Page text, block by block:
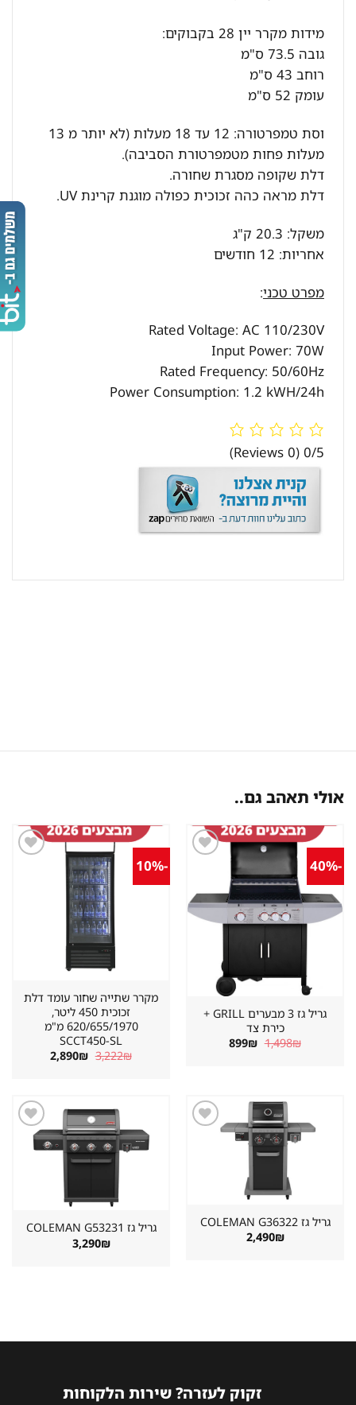
מידות מקרר יין 28 בקבוקים:
גובה 73.5 ס"מ
רוחב 43 ס"מ
עומק 52 ס"מ
וסת טמפרטורה: 12 עד 18 מעלות (לא יותר מ 13
מעלות פחות מטמפרטורת הסביבה).
דלת שקופה מסגרת שחורה.
דלת מראה כהה זכוכית כפולה מוגנת קרינת UV.
משקל: 20.3 ק"ג
אחריות: 12 חודשים
מפרט טכני:
Rated Voltage: AC 110/230V
Input Power: 70W
Rated Frequency: 50/60Hz
Power Consumption: 1.2 kWH/24h
0/5
(0 Reviews)
אולי תאהב גם..
במועדפים
גריל גז 3 מבערים GRILL +
כירת צד
1,498₪ המחיר
899₪ המחיר
מקרר שתייה שחור עומד דלת
זכוכית 450 ליטר,
620/655/1970 מ"מ
SCCT450-SL
3,222₪ המחיר
2,890₪ המחיר
הנוכחי
גריל גז ⁦COLEMAN G36322⁩
2,490₪
שמור
מוצר
גריל גז ⁦COLEMAN G53231⁩
3,290₪
זקוק לעזרה? שירות הלקוחות